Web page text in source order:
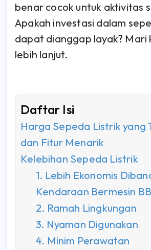
benar cocok untuk aktivitas
Apakah investasi dalam
dapat dianggap layak? Mari
lebih lanjut.
Daftar Isi
Harga Sepeda Listrik yang
dan Fitur Menarik
Kelebihan Sepeda Listrik
1. Lebih Ekonomis
Kendaraan Bermesin
2. Ramah Lingkungan
3. Nyaman Digunakan
4. Minim Perawatan